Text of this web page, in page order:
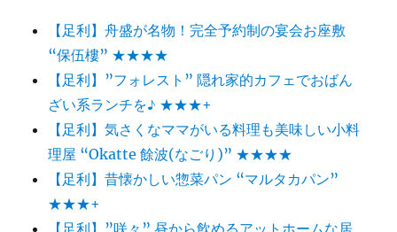
【足利】舟盛が名物！完全予約制の宴会お座敷
“保伍樓” ★★★★
【足利】”フォレスト” 隠れ家的カフェでおばん
ざい系ランチを♪ ★★★+
【足利】気さくなママがいる料理も美味しい小料
理屋 “Okatte 餘波(なごり)” ★★★★
【足利】昔懐かしい惣菜パン “マルタカパン”
★★★+